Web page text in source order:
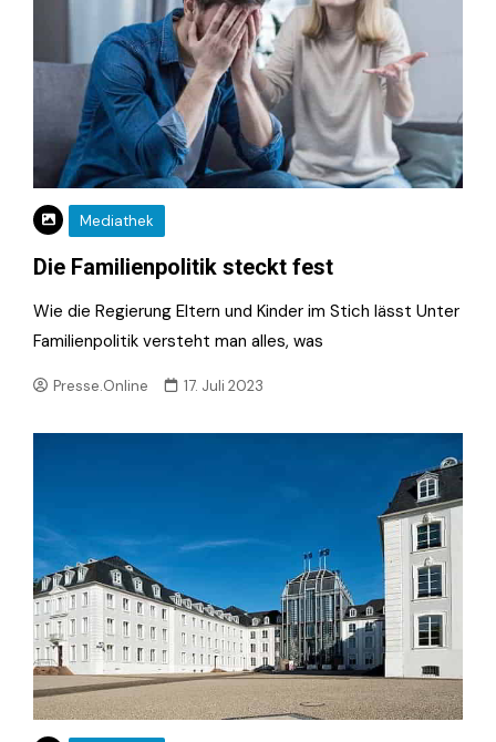
Mediathek
Die Familienpolitik steckt fest
Wie die Regierung Eltern und Kinder im Stich lässt Unter
Familienpolitik versteht man alles, was
Presse.Online 17. Juli 2023